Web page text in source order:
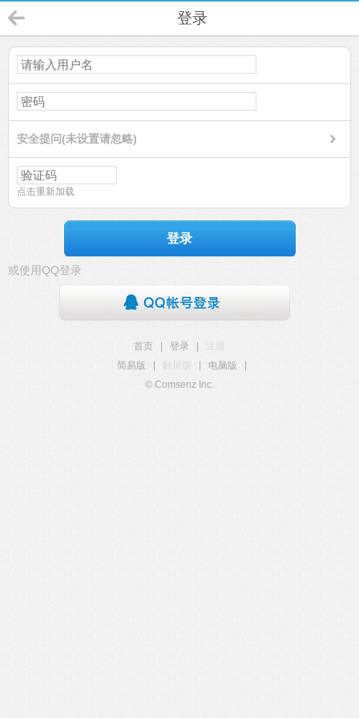
登录
安全提问(未设置请忽略)
点击重新加载
登录
或使用QQ登录
首页 登录
注册
简易版
触屏版 电脑版
© Comsenz Inc.